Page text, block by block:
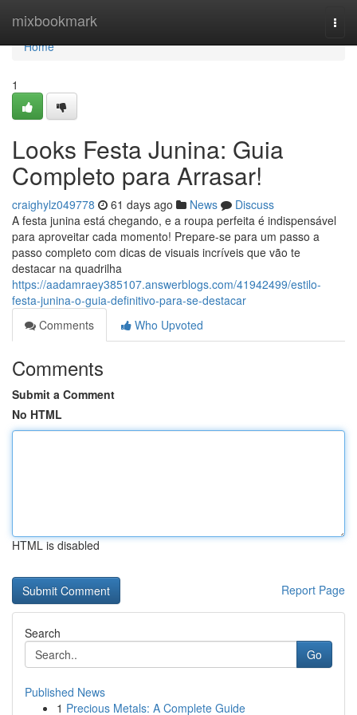
mixbookmark
Home
Home
1
Looks Festa Junina: Guia
Completo para Arrasar!
craighylz049778 61 days ago News
Discuss
A festa junina está chegando, e a roupa perfeita é indispensável
para aproveitar cada momento! Prepare-se para um passo a
passo completo com dicas de visuais incríveis que vão te
destacar na quadrilha
https://aadamraey385107.answerblogs.com/41942499/estilo-
festa-junina-o-guia-definitivo-para-se-destacar
Comments
Who Upvoted
Comments
Submit a Comment
No HTML
HTML is disabled
Report Page
Search
Go
Published News
1 Precious Metals: A Complete Guide